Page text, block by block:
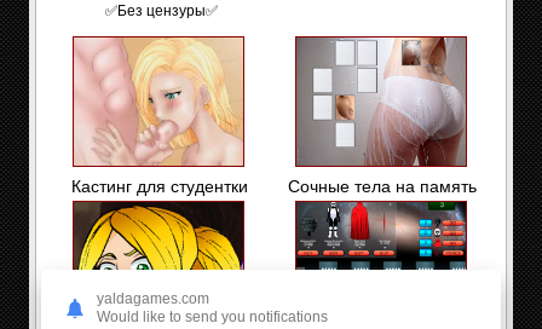
✅Без цензуры✅
Кастинг для студентки Сочные тела на память
yaldagames.com
Would like to send you notifications